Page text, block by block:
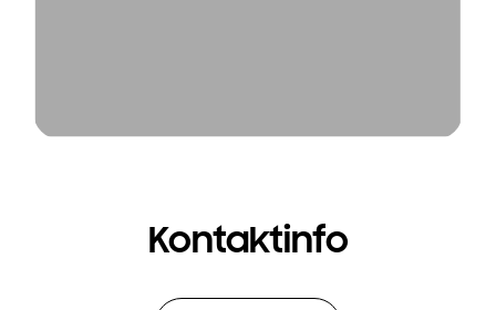
Kontaktinfo